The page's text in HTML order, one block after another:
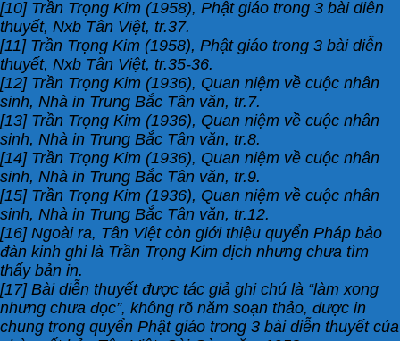
[10] Trần Trọng Kim (1958), Phật giáo trong 3 bài diễn
thuyết, Nxb Tân Việt, tr.37.
[11] Trần Trọng Kim (1958), Phật giáo trong 3 bài diễn
thuyết, Nxb Tân Việt, tr.35-36.
[12] Trần Trọng Kim (1936), Quan niệm về cuộc nhân
sinh, Nhà in Trung Bắc Tân văn, tr.7.
[13] Trần Trọng Kim (1936), Quan niệm về cuộc nhân
sinh, Nhà in Trung Bắc Tân văn, tr.8.
[14] Trần Trọng Kim (1936), Quan niệm về cuộc nhân
sinh, Nhà in Trung Bắc Tân văn, tr.9.
[15] Trần Trọng Kim (1936), Quan niệm về cuộc nhân
sinh, Nhà in Trung Bắc Tân văn, tr.12.
[16] Ngoài ra, Tân Việt còn giới thiệu quyển Pháp bảo
đàn kinh ghi là Trần Trọng Kim dịch nhưng chưa tìm
thấy bản in.
[17] Bài diễn thuyết được tác giả ghi chú là “làm xong
nhưng chưa đọc”, không rõ năm soạn thảo, được in
chung trong quyển Phật giáo trong 3 bài diễn thuyết của